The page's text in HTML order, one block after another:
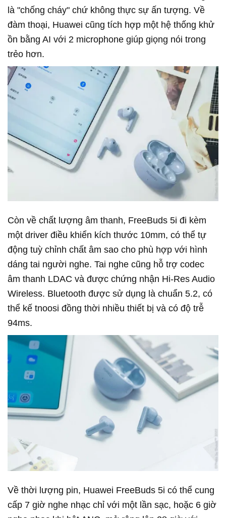
là "chống cháy" chứ không thực sự ấn tượng. Về
đàm thoại, Huawei cũng tích hợp một hệ thống khử
ồn bằng AI với 2 microphone giúp giọng nói trong
trẻo hơn.
Còn về chất lượng âm thanh, FreeBuds 5i đi kèm
một driver điều khiển kích thước 10mm, có thể tự
động tuỳ chỉnh chất âm sao cho phù hợp với hình
dáng tai người nghe. Tai nghe cũng hỗ trợ codec
âm thanh LDAC và được chứng nhận Hi-Res Audio
Wireless. Bluetooth được sử dụng là chuẩn 5.2, có
thể kế tnoosi đồng thời nhiều thiết bị và có độ trễ
94ms.
Về thời lượng pin, Huawei FreeBuds 5i có thể cung
cấp 7 giờ nghe nhạc chỉ với một lần sạc, hoặc 6 giờ